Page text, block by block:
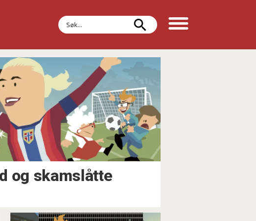
Søk
og skamslåtte